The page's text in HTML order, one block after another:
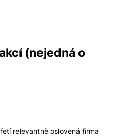
(nejedná o
relevantně oslovená firma